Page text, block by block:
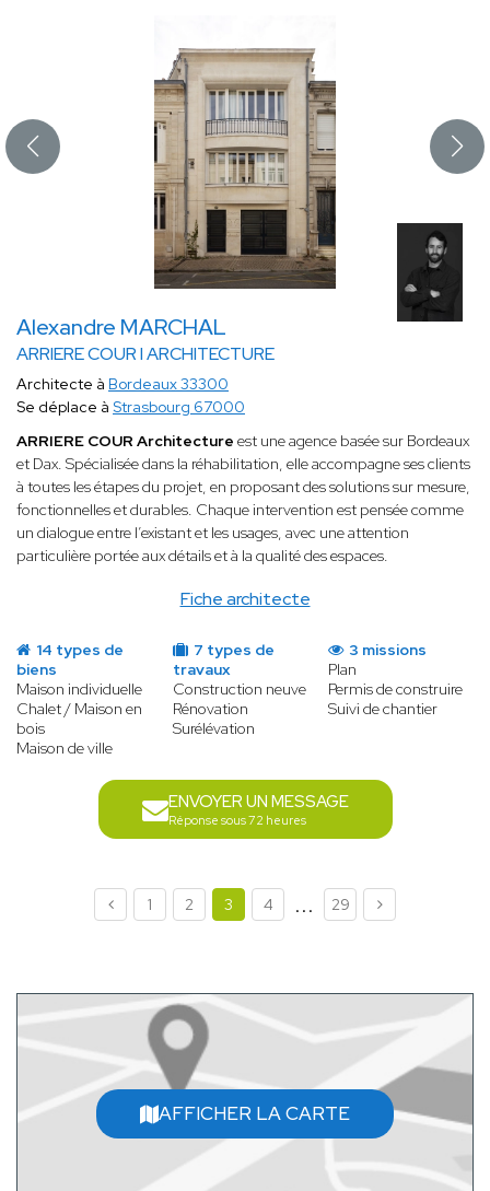
Alexandre MARCHAL
ARRIERE COUR I ARCHITECTURE
Fiche architecte
Architecte à Bordeaux 33300
Se déplace à Strasbourg 67000
ARRIERE COUR Architecture est une agence basée sur Bordeaux
et Dax. Spécialisée dans la réhabilitation, elle accompagne ses clients
à toutes les étapes du projet, en proposant des solutions sur mesure,
fonctionnelles et durables. Chaque intervention est pensée comme
un dialogue entre l’existant et les usages, avec une attention
particulière portée aux détails et à la qualité des espaces.
14 types de
biens
Maison individuelle
Chalet / Maison en
bois
Maison de ville
7 types de
travaux
Construction neuve
Rénovation
Surélévation
3 missions
Plan
Permis de construire
Suivi de chantier
ENVOYER UN MESSAGE
Réponse sous 72 heures
1 2 3 4 ... 29
AFFICHER LA CARTE